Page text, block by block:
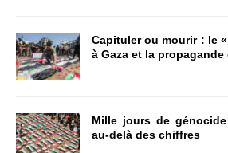
Capituler ou mourir : le
à Gaza et la
Mille jours de
au-delà des chiffres